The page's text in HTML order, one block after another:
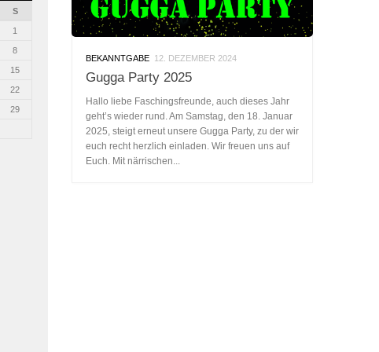
BEKANNTGABE 12. DEZEMBER 2024
Gugga Party 2025
Hallo liebe Faschingsfreunde, auch dieses Jahr
geht’s wieder rund. Am Samstag, den 18. Januar
2025, steigt erneut unsere Gugga Party, zu der wir
euch recht herzlich einladen. Wir freuen uns auf
Euch. Mit närrischen...
S
1
8
15
22
29